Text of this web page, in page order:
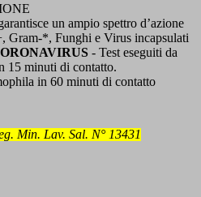
un ampio spettro d’azione
Gram-*, Funghi e Virus incapsulati
- Test eseguiti da
15 minuti di contatto.
in 60 minuti di contatto
Min. Lav. Sal. N° 13431